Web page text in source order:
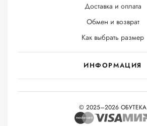
Доставка и оплата
Обмен и возврат
Как выбрать размер
ИНФОРМАЦИЯ
© 2025–2026 ОБУТЕКА